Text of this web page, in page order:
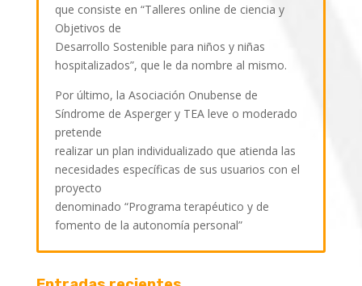
que consiste en “Talleres online de ciencia y
Objetivos de
Desarrollo Sostenible para niños y niñas
hospitalizados”, que le da nombre al mismo.
Por último, la Asociación Onubense de
Síndrome de Asperger y TEA leve o moderado
pretende
realizar un plan individualizado que atienda las
necesidades específicas de sus usuarios con el
proyecto
denominado “Programa terapéutico y de
fomento de la autonomía personal”